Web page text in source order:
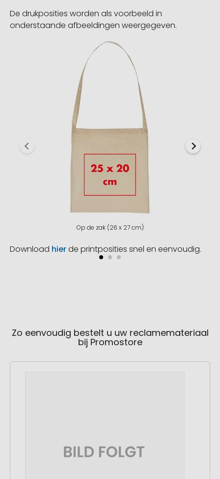
De drukposities worden als voorbeeld in
onderstaande afbeeldingen weergegeven.
Op de zak (26 x 27 cm)
Download hierde printposities snel en eenvoudig.
Zo eenvoudig bestelt u uw reclamemateriaal
bij Promostore